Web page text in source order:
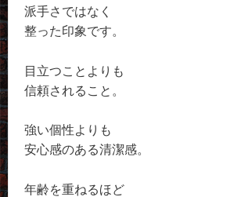
派手さではなく
整った印象です。
目立つことよりも
信頼されること。
強い個性よりも
安心感のある清潔感。
年齢を重ねるほど